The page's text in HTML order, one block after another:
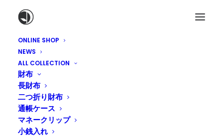
ONLINE SHOP
NEWS
ALL COLLECTION
財布
長財布
二つ折り財布
通帳ケース
マネークリップ
小銭入れ
革のメンテナンス用品
MUSTANG PASTE（マスタン